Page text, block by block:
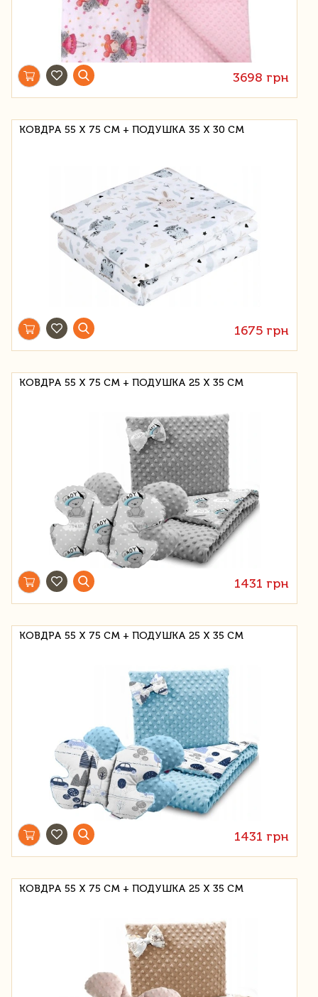
3698 грн
КОВДРА 55 Х 75 СМ + ПОДУШКА 35 Х 30 СМ
1675 грн
КОВДРА 55 Х 75 СМ + ПОДУШКА 25 Х 35 СМ
1431 грн
КОВДРА 55 Х 75 СМ + ПОДУШКА 25 Х 35 СМ
1431 грн
КОВДРА 55 Х 75 СМ + ПОДУШКА 25 Х 35 СМ